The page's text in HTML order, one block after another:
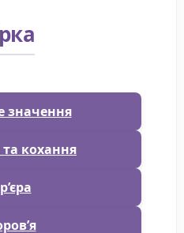
значення
кохання